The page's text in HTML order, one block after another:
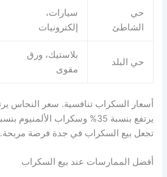
حي
الشاطئ
سيارات،
إلكترونيات
حي البلد
بلاستيك، ورق
مقوى
يرتفع بنسبة 35% وسكراب الألمنيوم بنسبة 45%
تجعل بيع السكراب في جدة فرصة مربحة.
أفضل الممارسات عند بيع السكراب